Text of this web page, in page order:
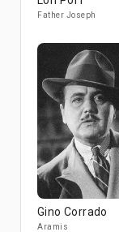
Father Joseph
Gino Corrado
Aramis